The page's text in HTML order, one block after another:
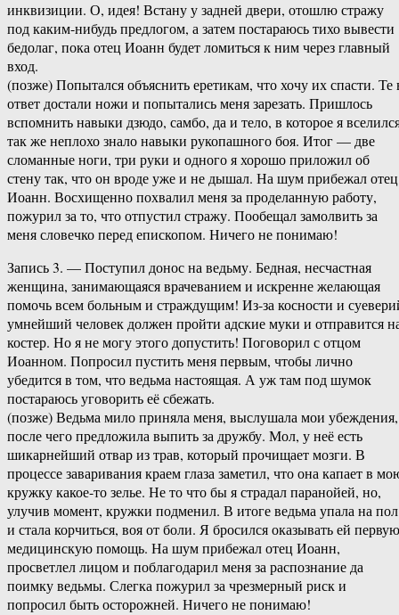
инквизиции. О, идея! Встану у задней двери, отошлю стражу
под каким-нибудь предлогом, а затем постараюсь тихо вывести
бедолаг, пока отец Иоанн будет ломиться к ним через главный
вход.
(позже) Попытался объяснить еретикам, что хочу их спасти. Те
ответ достали ножи и попытались меня зарезать. Пришлось
вспомнить навыки дзюдо, самбо, да и тело, в которое я
так же неплохо знало навыки рукопашного боя. Итог — две
сломанные ноги, три руки и одного я хорошо приложил об
стену так, что он вроде уже и не дышал. На шум прибежал отец
Иоанн. Восхищенно похвалил меня за проделанную работу,
пожурил за то, что отпустил стражу. Пообещал замолвить за
меня словечко перед епископом. Ничего не понимаю!
Запись 3. — Поступил донос на ведьму. Бедная, несчастная
женщина, занимающаяся врачеванием и искренне желающая
помочь всем больным и страждущим! Из-за косности и
умнейший человек должен пройти адские муки и отправится
костер. Но я не могу этого допустить! Поговорил с отцом
Иоанном. Попросил пустить меня первым, чтобы лично
убедится в том, что ведьма настоящая. А уж там под шумок
постараюсь уговорить её сбежать.
(позже) Ведьма мило приняла меня, выслушала мои убеждения,
после чего предложила выпить за дружбу. Мол, у неё есть
шикарнейший отвар из трав, который прочищает мозги. В
процессе заваривания краем глаза заметил, что она капает в
кружку какое-то зелье. Не то что бы я страдал паранойей, но,
улучив момент, кружки подменил. В итоге ведьма упала на пол
и стала корчиться, воя от боли. Я бросился оказывать ей первую
медицинскую помощь. На шум прибежал отец Иоанн,
просветлел лицом и поблагодарил меня за распознание да
поимку ведьмы. Слегка пожурил за чрезмерный риск и
попросил быть осторожней. Ничего не понимаю!